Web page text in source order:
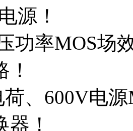
源！
功率MOS场
荷、600V电
！